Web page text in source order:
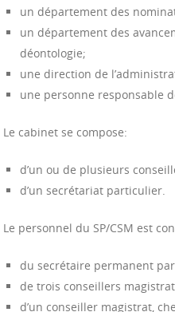
un département des
un département des
déontologie;
une direction de
une personne responsable
Le cabinet se compose:
d’un ou de plusieurs
d’un secrétariat particulier.
Le personnel du SP/CSM est
du secrétaire permanent
de trois conseillers
d’un conseiller magistrat,